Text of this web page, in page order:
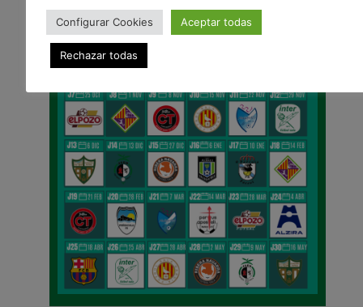
Configurar Cookies Aceptar todas
Rechazar todas